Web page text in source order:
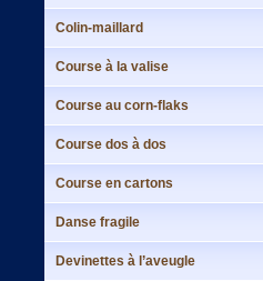
Colin-maillard
Course à la valise
Course au corn-flaks
Course dos à dos
Course en cartons
Danse fragile
Devinettes à l’aveugle